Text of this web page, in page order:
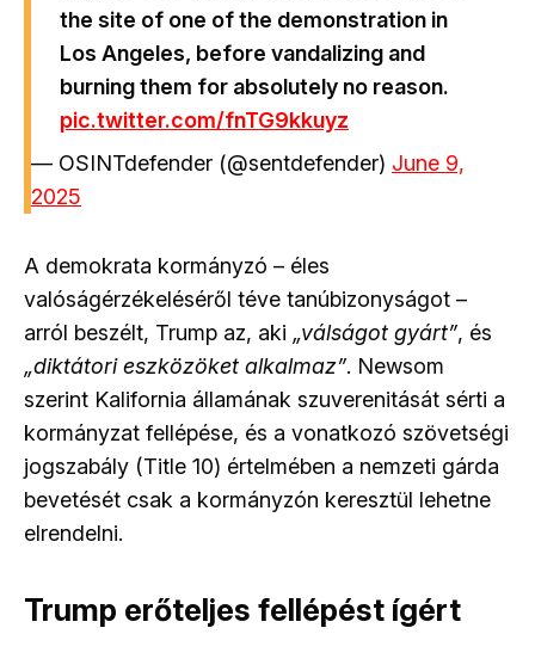
the site of one of the demonstration in
Los Angeles, before vandalizing and
burning them for absolutely no reason.
pic.twitter.com/fnTG9kkuyz
— OSINTdefender (@sentdefender) June 9,
2025
A demokrata kormányzó – éles
valóságérzékeléséről téve tanúbizonyságot –
arról beszélt, Trump az, aki „válságot gyárt”, és
„diktátori eszközöket alkalmaz”. Newsom
szerint Kalifornia államának szuverenitását sérti a
kormányzat fellépése, és a vonatkozó szövetségi
jogszabály (Title 10) értelmében a nemzeti gárda
bevetését csak a kormányzón keresztül lehetne
elrendelni.
Trump erőteljes fellépést ígért